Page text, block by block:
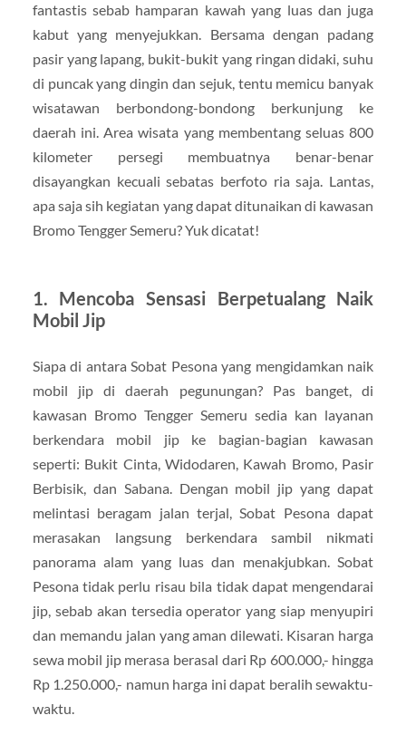
fantastis sebab hamparan kawah yang luas dan juga
kabut yang menyejukkan. Bersama dengan padang
pasir yang lapang, bukit-bukit yang ringan didaki, suhu
di puncak yang dingin dan sejuk, tentu memicu banyak
wisatawan berbondong-bondong berkunjung ke
daerah ini. Area wisata yang membentang seluas 800
kilometer persegi membuatnya benar-benar
disayangkan kecuali sebatas berfoto ria saja. Lantas,
apa saja sih kegiatan yang dapat ditunaikan di kawasan
Bromo Tengger Semeru? Yuk dicatat!
1. Mencoba Sensasi Berpetualang Naik
Mobil Jip
Siapa di antara Sobat Pesona yang mengidamkan naik
mobil jip di daerah pegunungan? Pas banget, di
kawasan Bromo Tengger Semeru sedia kan layanan
berkendara mobil jip ke bagian-bagian kawasan
seperti: Bukit Cinta, Widodaren, Kawah Bromo, Pasir
Berbisik, dan Sabana. Dengan mobil jip yang dapat
melintasi beragam jalan terjal, Sobat Pesona dapat
merasakan langsung berkendara sambil nikmati
panorama alam yang luas dan menakjubkan. Sobat
Pesona tidak perlu risau bila tidak dapat mengendarai
jip, sebab akan tersedia operator yang siap menyupiri
dan memandu jalan yang aman dilewati. Kisaran harga
sewa mobil jip merasa berasal dari Rp 600.000,- hingga
Rp 1.250.000,- namun harga ini dapat beralih sewaktu-
waktu.